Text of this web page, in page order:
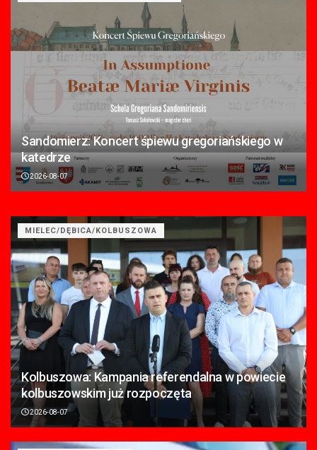
Sandomierz: Koncert śpiewu gregoriańskiego w
katedrze
2026-08-07
MIELEC/DĘBICA/KOLBUSZOWA
Kolbuszowa: Kampania referendalna w powiecie
kolbuszowskim już rozpoczęta
2026-08-07